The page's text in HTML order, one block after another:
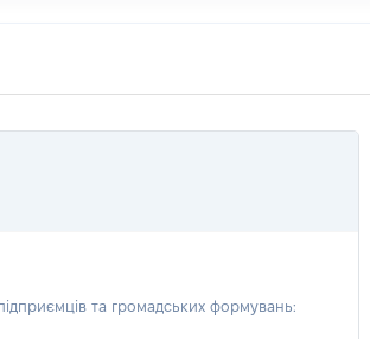
та громадських формувань: